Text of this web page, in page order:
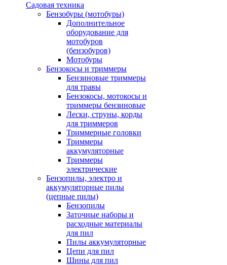
Садовая техника
Бензобуры (мотобуры)
Дополнительное
оборудование для
мотобуров
(бензобуров)
Мотобуры
Бензокосы и триммеры
Бензиновые триммеры
для травы
Бензокосы, мотокосы и
триммеры бензиновые
Лески, струны, корды
для триммеров
Триммерные головки
Триммеры
аккумуляторные
Триммеры
электрические
Бензопилы, электро и
аккумуляторные пилы
(цепные пилы)
Бензопилы
Заточные наборы и
расходные материалы
для пил
Пилы аккумуляторные
Цепи для пил
Шины для пил